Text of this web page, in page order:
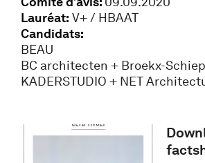
Lauréat: V+ / HBAAT
Candidats:
BEAU
BC architecten + Broekx-
KADERSTUDIO + NET